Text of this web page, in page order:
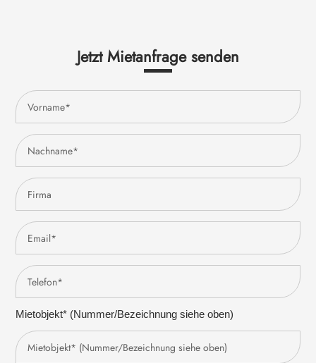
Jetzt Mietanfrage senden
Mietobjekt* (Nummer/Bezeichnung siehe oben)